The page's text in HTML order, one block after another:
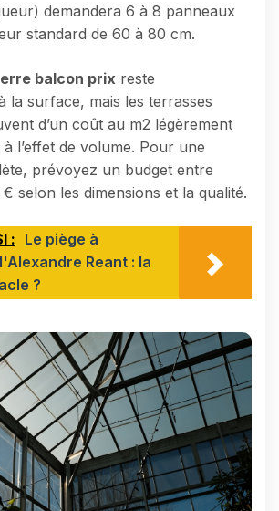
demandera 6 à 8 panneaux
standard de 60 à 80 cm.
balcon prix reste
la surface, mais les terrasses
d’un coût au m2 légèrement
l’effet de volume. Pour une
prévoyez un budget entre
selon les dimensions et la qualité.
: Le piège à
Reant : la
?